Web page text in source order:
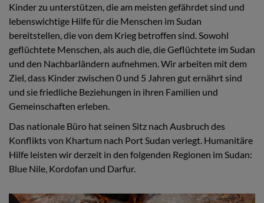
Kinder zu unterstützen, die am meisten gefährdet sind und
lebenswichtige Hilfe für die Menschen im Sudan
bereitstellen, die von dem Krieg betroffen sind. Sowohl
geflüchtete Menschen, als auch die, die Geflüchtete im Sudan
und den Nachbarländern aufnehmen. Wir arbeiten mit dem
Ziel, dass Kinder zwischen 0 und 5 Jahren gut ernährt sind
und sie friedliche Beziehungen in ihren Familien und
Gemeinschaften erleben.
Das nationale Büro hat seinen Sitz nach Ausbruch des
Konflikts von Khartum nach Port Sudan verlegt. Humanitäre
Hilfe leisten wir derzeit in den folgenden Regionen im Sudan:
Blue Nile, Kordofan und Darfur.